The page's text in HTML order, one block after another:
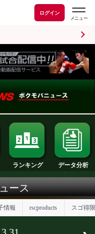
ログイン
動画 ランキング
ニュース